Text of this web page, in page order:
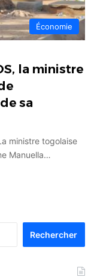
Économie
la ministre
sa
ministre togolaise
Manuella…